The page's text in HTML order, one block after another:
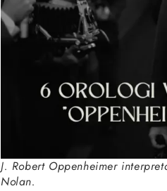
J. Robert Oppenheimer
Nolan.